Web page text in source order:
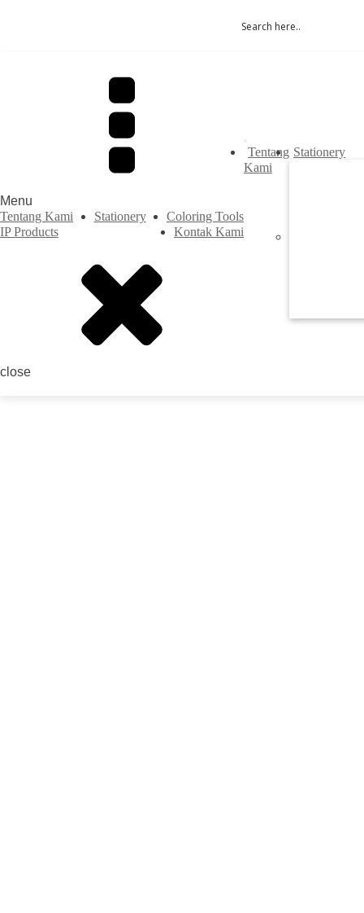
Menu
Tentang Kami
Stationery
Coloring Tools
IP Products
Kontak Kami
close
Tentang
Kami
Stationery